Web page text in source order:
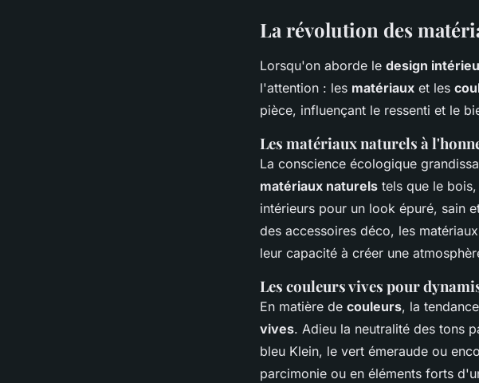
La révolution des
Lorsqu'on aborde le design
l'attention : les matériaux et les
pièce, influençant le ressenti et le
Les matériaux naturels à
La conscience écologique
matériaux naturels tels que le
intérieurs pour un look épuré, sain
des accessoires déco, les
leur capacité à créer une
Les couleurs vives pour
En matière de couleurs, la
vives. Adieu la neutralité des tons
bleu Klein, le vert émeraude ou
parcimonie ou en éléments forts